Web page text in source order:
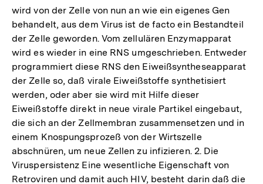
wird von der Zelle von nun an wie ein eigenes Gen
behandelt, aus dem Virus ist de facto ein Bestandteil
der Zelle geworden. Vom zellulären Enzymapparat
wird es wieder in eine RNS umgeschrieben. Entweder
programmiert diese RNS den Eiweißsyntheseapparat
der Zelle so, daß virale Eiweißstoffe synthetisiert
werden, oder aber sie wird mit Hilfe dieser
Eiweißstoffe direkt in neue virale Partikel eingebaut,
die sich an der Zellmembran zusammensetzen und in
einem Knospungsprozeß von der Wirtszelle
abschnüren, um neue Zellen zu infizieren. 2. Die
Viruspersistenz Eine wesentliche Eigenschaft von
Retroviren und damit auch HIV, besteht darin daß die